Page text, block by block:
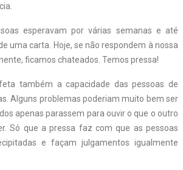
esperavam por várias semanas e até
uma carta. Hoje, se não respondem à nossa
ficamos chateados. Temos pressa!
também a capacidade das pessoas de
Alguns problemas poderiam muito bem ser
apenas parassem para ouvir o que o outro
Só que a pressa faz com que as pessoas
e façam julgamentos igualmente